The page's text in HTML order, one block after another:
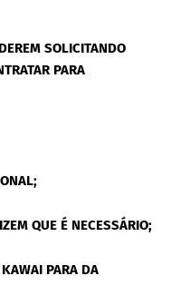
SOLICITANDO
PARA
QUE É NECESSÁRIO;
PARA DA